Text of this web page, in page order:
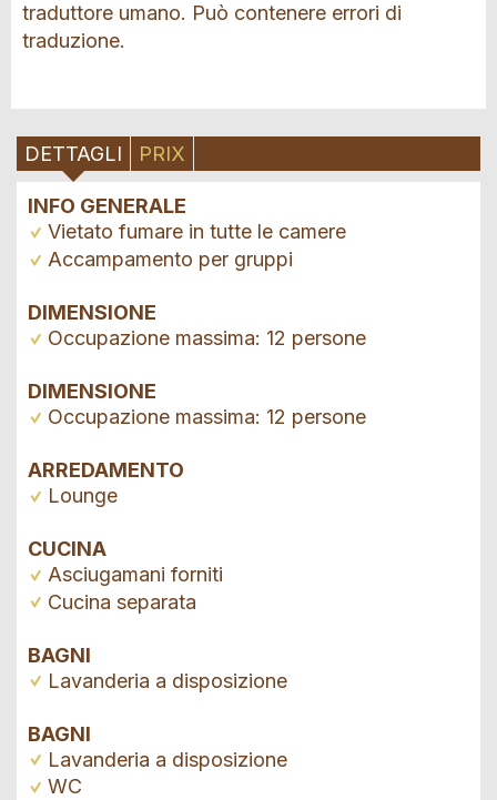
traduttore umano. Può contenere errori di
traduzione.
DETTAGLI PRIX
INFO GENERALE
Vietato fumare in tutte le camere
Accampamento per gruppi
DIMENSIONE
Occupazione massima: 12 persone
DIMENSIONE
Occupazione massima: 12 persone
ARREDAMENTO
Lounge
CUCINA
Asciugamani forniti
Cucina separata
BAGNI
Lavanderia a disposizione
BAGNI
Lavanderia a disposizione
WC